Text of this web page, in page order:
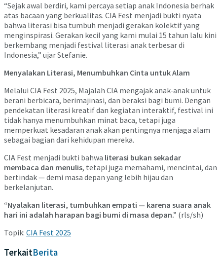
“Sejak awal berdiri, kami percaya setiap anak Indonesia berhak
atas bacaan yang berkualitas. CIA Fest menjadi bukti nyata
bahwa literasi bisa tumbuh menjadi gerakan kolektif yang
menginspirasi. Gerakan kecil yang kami mulai 15 tahun lalu kini
berkembang menjadi festival literasi anak terbesar di
Indonesia,” ujar Stefanie.
Menyalakan Literasi, Menumbuhkan Cinta untuk Alam
Melalui CIA Fest 2025, Majalah CIA mengajak anak-anak untuk
berani berbicara, berimajinasi, dan beraksi bagi bumi. Dengan
pendekatan literasi kreatif dan kegiatan interaktif, festival ini
tidak hanya menumbuhkan minat baca, tetapi juga
memperkuat kesadaran anak akan pentingnya menjaga alam
sebagai bagian dari kehidupan mereka.
CIA Fest menjadi bukti bahwa literasi bukan sekadar
membaca dan menulis, tetapi juga memahami, mencintai, dan
bertindak — demi masa depan yang lebih hijau dan
berkelanjutan.
“Nyalakan literasi, tumbuhkan empati — karena suara anak
hari ini adalah harapan bagi bumi di masa depan.” (rls/sh)
Topik: CIA Fest 2025
TerkaitBerita